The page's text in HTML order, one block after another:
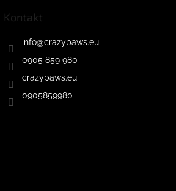
Kontakt
info@crazypaws.eu
0905 859 980
crazypaws.eu
0905859980